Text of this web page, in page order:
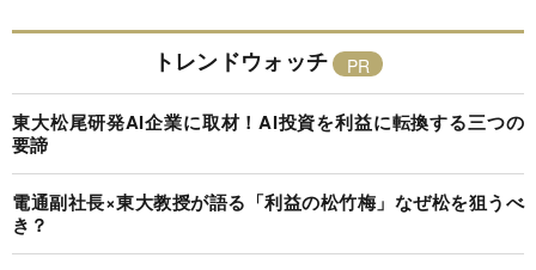
トレンドウォッチ
東大松尾研発AI企業に取材！AI投資を利益に転換する三つの
要諦
電通副社長×東大教授が語る「利益の松竹梅」なぜ松を狙うべ
き？